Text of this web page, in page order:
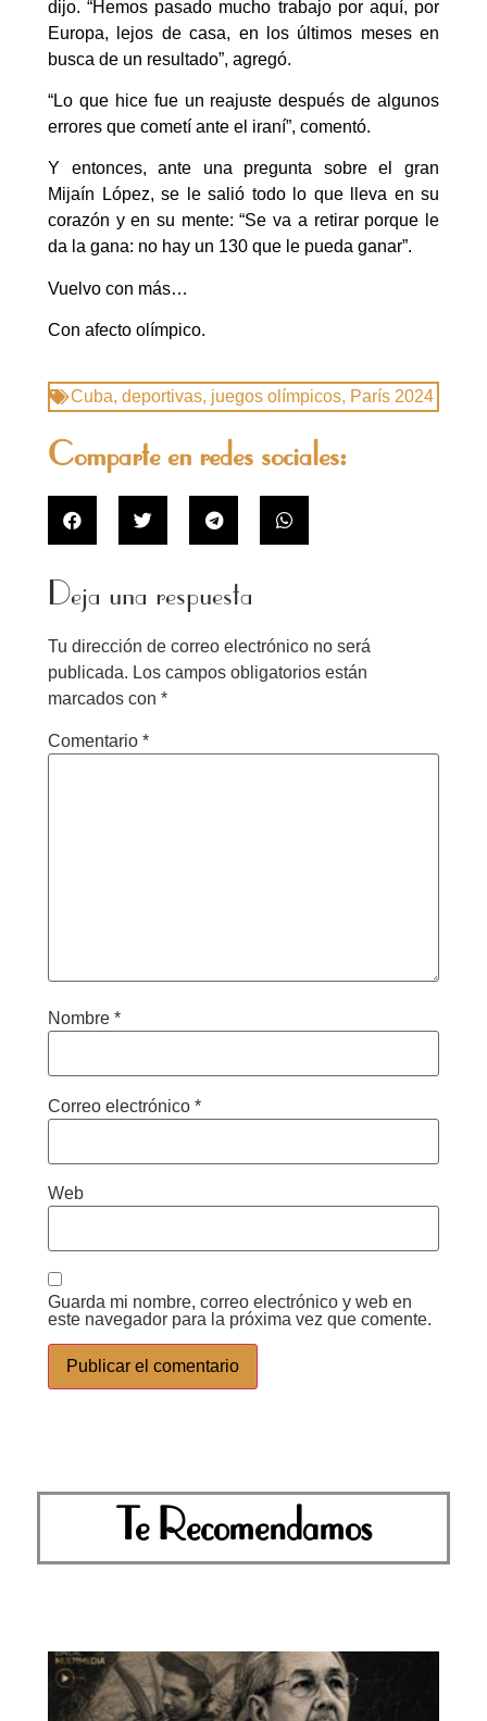
dijo. “Hemos pasado mucho trabajo por aquí, por
Europa, lejos de casa, en los últimos meses en
busca de un resultado”, agregó.
“Lo que hice fue un reajuste después de algunos
errores que cometí ante el iraní”, comentó.
Y entonces, ante una pregunta sobre el gran
Mijaín López, se le salió todo lo que lleva en su
corazón y en su mente: “Se va a retirar porque le
da la gana: no hay un 130 que le pueda ganar”.
Vuelvo con más…
Con afecto olímpico.
Cuba, deportivas, juegos olímpicos, París 2024
Comparte en redes sociales:
Deja una respuesta
Tu dirección de correo electrónico no será
publicada. Los campos obligatorios están
marcados con *
Comentario *
Nombre *
Correo electrónico *
Web
Guarda mi nombre, correo electrónico y web en
este navegador para la próxima vez que comente.
Te Recomendamos